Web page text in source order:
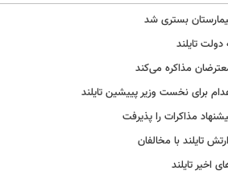
بستری شد
تایلند
مذاکره می‌کند
برای نخست وزیر پییشین تایلند
مذاکرات را پذیرفت